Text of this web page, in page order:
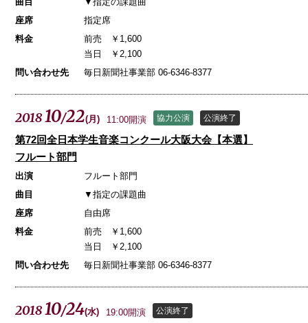
座席
指定席
料金
前売 ￥1,600
当日 ￥2,100
問い合わせ先
毎日新聞社事業部 06-6346-8377
201810/22(月 ) 11:00開演 協力公演 公演終了
第72回全日本学生音楽コンクール大阪大会【本選】
フルート部門
出演
フルート部門
曲目
▼指定の課題曲
座席
自由席
料金
前売 ￥1,600
当日 ￥2,100
問い合わせ先
毎日新聞社事業部 06-6346-8377
201810/24(水) 19:00開演 公演終了